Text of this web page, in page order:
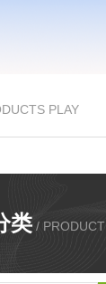
PLAY
类 / PRODUCT